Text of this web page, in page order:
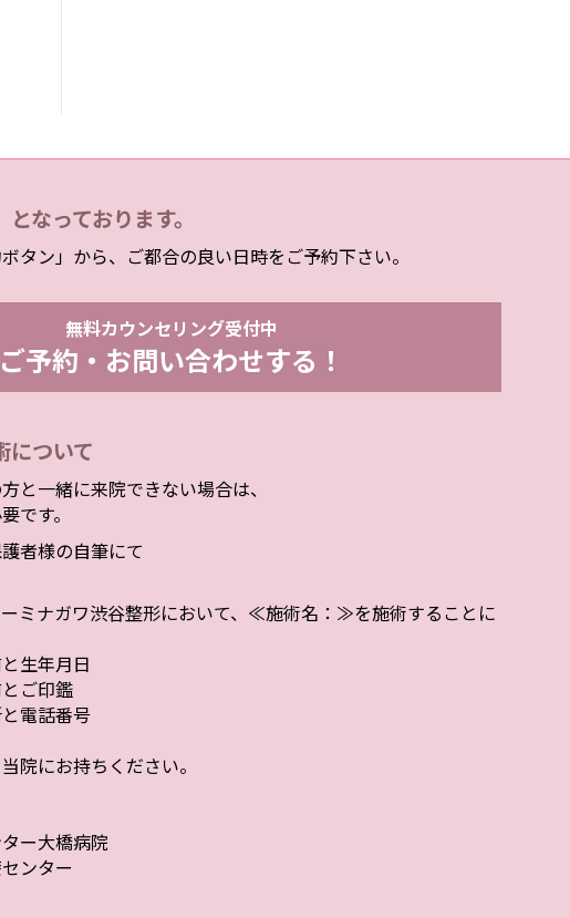
なっております。
タン」から、ご都合の良い日時をご予約下さい。
無料カウンセリング受付中
ご予約・お問い合わせする！
ついて
と一緒に来院できない場合は、
です。
者様の自筆にて
ミナガワ渋谷整形において、≪施術名：≫を施術することに
生年月日
ご印鑑
電話番号
院にお持ちください。
ー大橋病院
ンター